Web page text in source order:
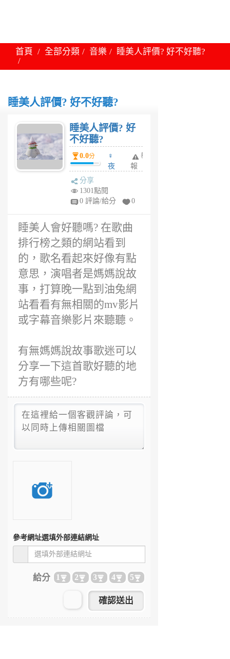
首頁 全部分類 音樂 睡美人評價? 好不好聽?
睡美人評價? 好不好聽?
睡美人評價? 好
不好聽?
0.0分
♀
夜
年
舉
報
分享
1301點閱
0 評論/給分
0
睡美人會好聽嗎? 在歌曲
排行榜之類的網站看到
的，歌名看起來好像有點
意思，演唱者是媽媽說故
事，打算晚一點到油兔網
站看看有無相關的mv影片
或字幕音樂影片來聽聽。
有無媽媽說故事歌迷可以
分享一下這首歌好聽的地
方有哪些呢?
參考網址選填外部連結網址
給分 1 2 3 4 5